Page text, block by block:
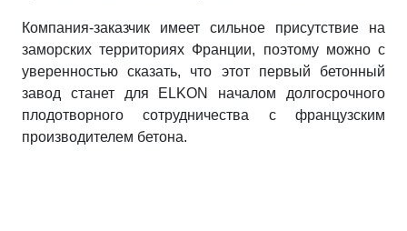
Компания-заказчик имеет сильное присутствие на
заморских территориях Франции, поэтому можно с
уверенностью сказать, что этот первый бетонный
завод станет для ELKON началом долгосрочного
плодотворного сотрудничества с французским
производителем бетона.